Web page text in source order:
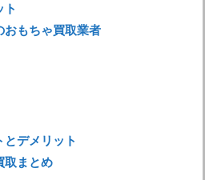
ト
おもちゃ買取業者
デメリット
取まとめ